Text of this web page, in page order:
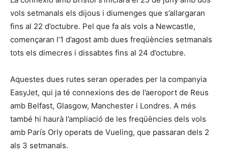
vols setmanals els dijous i diumenges que s’allargaran
fins al 22 d’octubre. Pel que fa als vols a Newcastle,
començaran l’1 d’agost amb dues freqüències setmanals
tots els dimecres i dissabtes fins al 24 d’octubre.
Aquestes dues rutes seran operades per la companyia
EasyJet, qui ja té connexions des de l’aeroport de Reus
amb Belfast, Glasgow, Manchester i Londres. A més
també hi haurà l’ampliació de les freqüències dels vols
amb París Orly operats de Vueling, que passaran dels 2
als 3 setmanals.